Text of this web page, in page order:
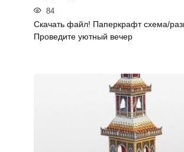
84
Скачать файл! Паперкрафт схема/
Проведите уютный вечер